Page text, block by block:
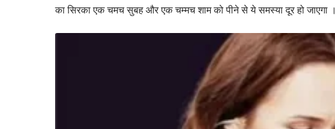
का सिरका एक चमच सुबह और एक चम्मच शाम को पीने से ये समस्या दूर हो जाएगा ।